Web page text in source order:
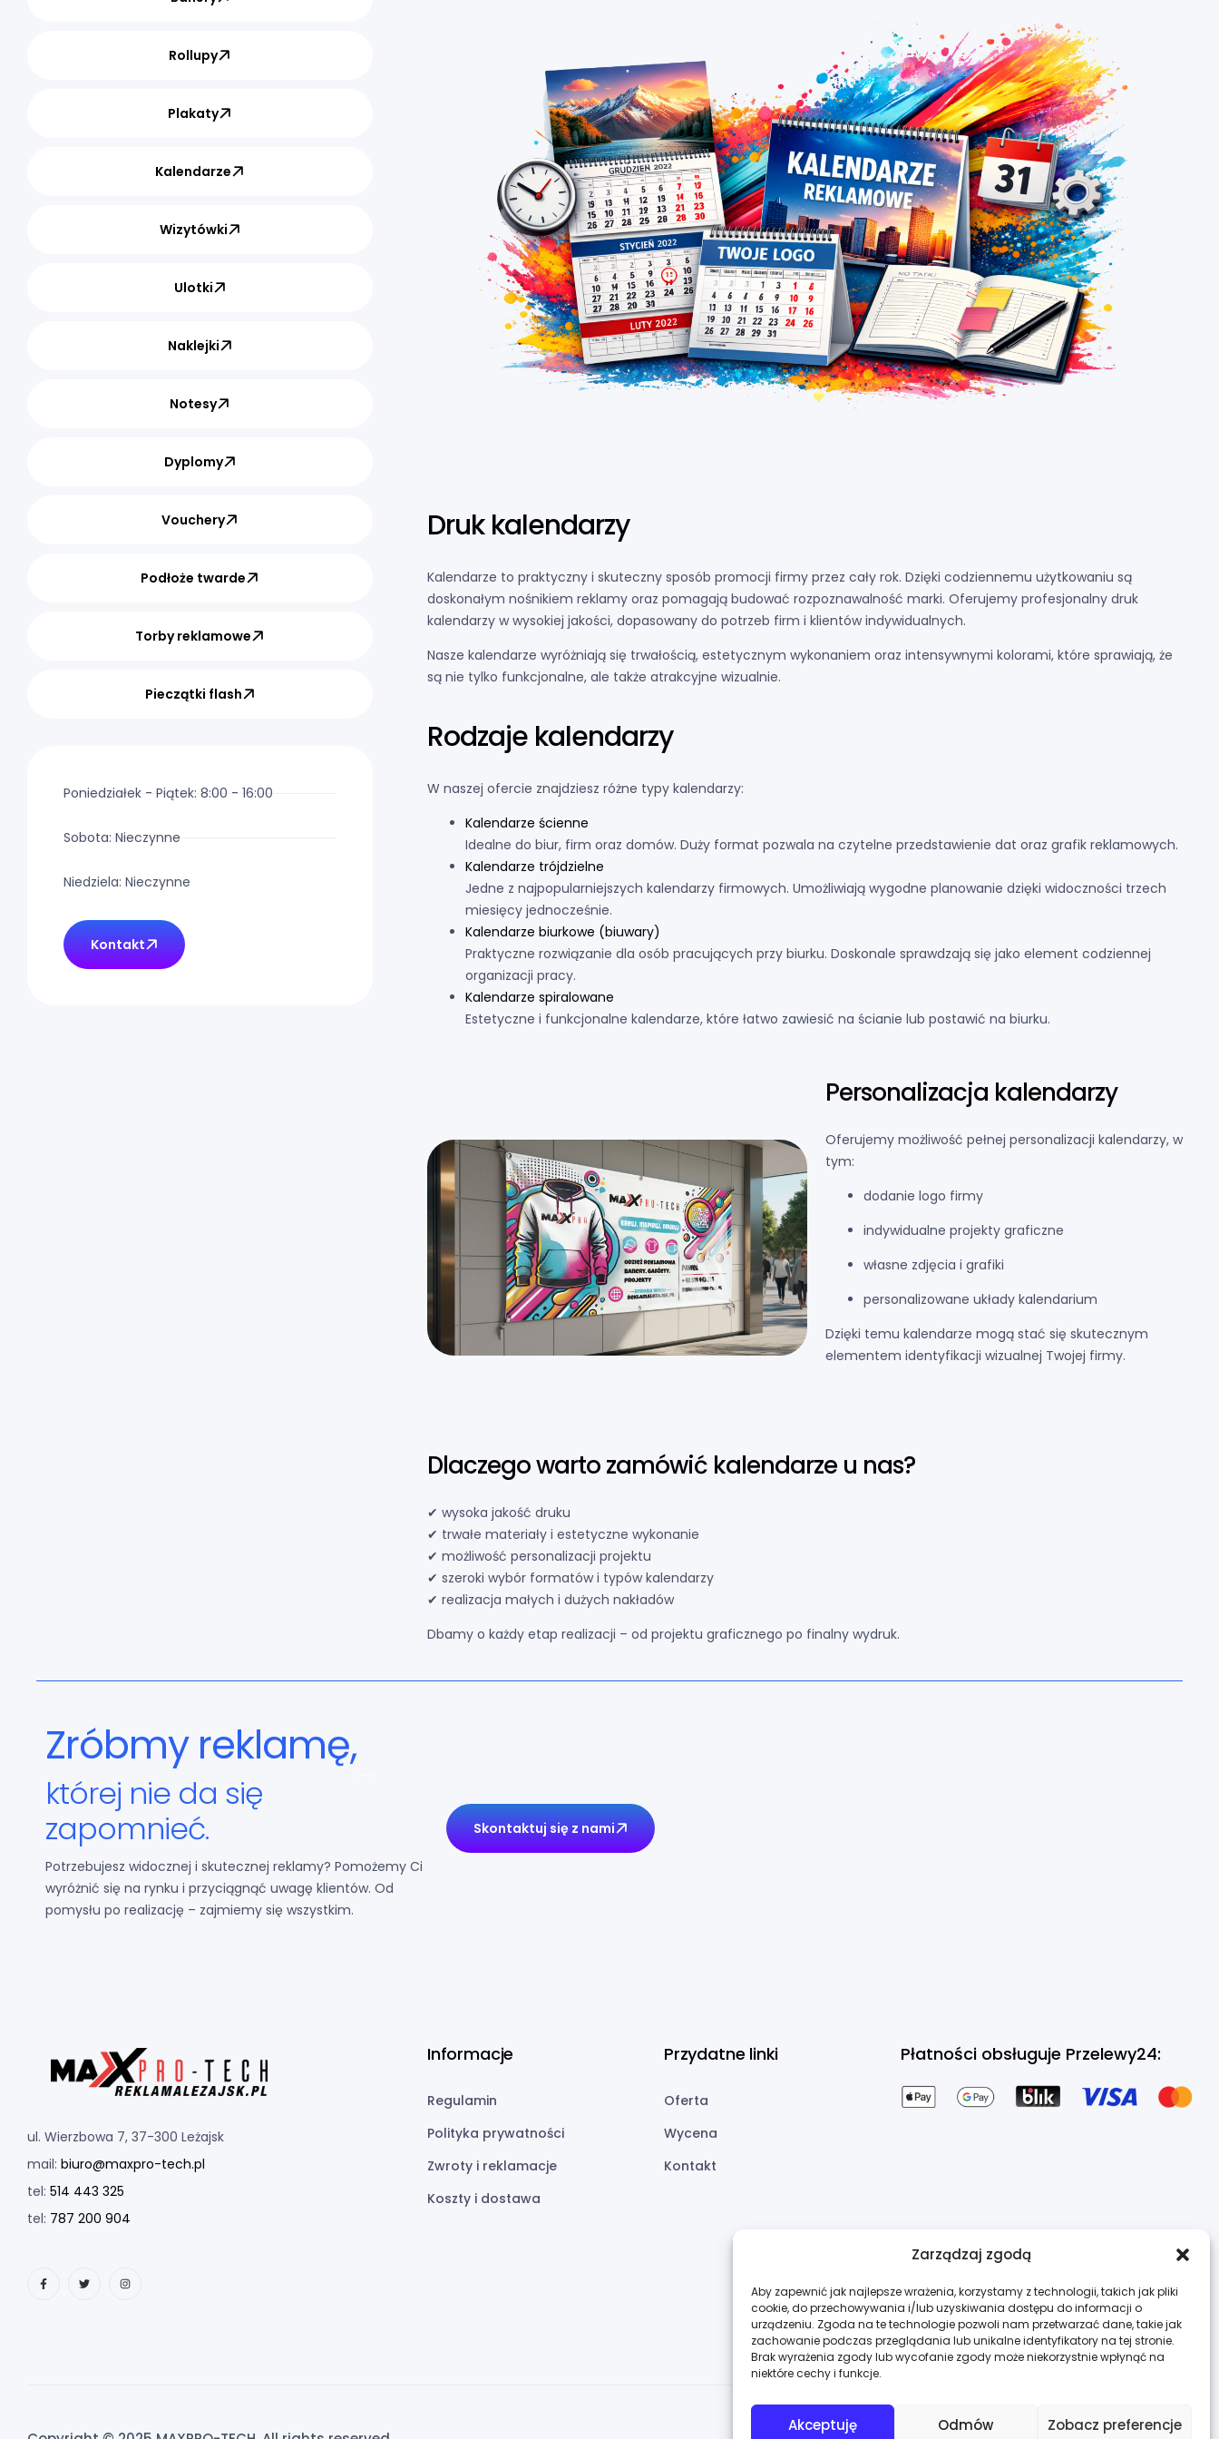
Zarządzaj zgodą
Aby zapewnić jak najlepsze wrażenia, korzystamy z technologii, takich jak pliki
cookie, do przechowywania i/lub uzyskiwania dostępu do informacji o
urządzeniu. Zgoda na te technologie pozwoli nam przetwarzać dane, takie jak
zachowanie podczas przeglądania lub unikalne identyfikatory na tej stronie.
Brak wyrażenia zgody lub wycofanie zgody może niekorzystnie wpłynąć na
niektóre cechy i funkcje.
Akceptuję Odmów Zobacz preferencje
Rollupy
Plakaty
Kalendarze
Wizytówki
Ulotki
Naklejki
Notesy
Dyplomy
Vouchery
Podłoże twarde
Torby reklamowe
Pieczątki flash
Poniedziałek - Piątek: 8:00 - 16:00
Sobota: Nieczynne
Niedziela: Nieczynne
Kontakt
Druk kalendarzy
Kalendarze to praktyczny i skuteczny sposób promocji firmy przez cały rok. Dzięki codziennemu użytkowaniu są
doskonałym nośnikiem reklamy oraz pomagają budować rozpoznawalność marki. Oferujemy profesjonalny druk
kalendarzy w wysokiej jakości, dopasowany do potrzeb firm i klientów indywidualnych.
Nasze kalendarze wyróżniają się trwałością, estetycznym wykonaniem oraz intensywnymi kolorami, które sprawiają, że
są nie tylko funkcjonalne, ale także atrakcyjne wizualnie.
Rodzaje kalendarzy
W naszej ofercie znajdziesz różne typy kalendarzy:
Kalendarze ścienne
Idealne do biur, firm oraz domów. Duży format pozwala na czytelne przedstawienie dat oraz grafik reklamowych.
Kalendarze trójdzielne
Jedne z najpopularniejszych kalendarzy firmowych. Umożliwiają wygodne planowanie dzięki widoczności trzech
miesięcy jednocześnie.
Kalendarze biurkowe (biuwary)
Praktyczne rozwiązanie dla osób pracujących przy biurku. Doskonale sprawdzają się jako element codziennej
organizacji pracy.
Kalendarze spiralowane
Estetyczne i funkcjonalne kalendarze, które łatwo zawiesić na ścianie lub postawić na biurku.
Personalizacja kalendarzy
Oferujemy możliwość pełnej personalizacji kalendarzy, w
tym:
dodanie logo firmy
indywidualne projekty graficzne
własne zdjęcia i grafiki
personalizowane układy kalendarium
Dzięki temu kalendarze mogą stać się skutecznym
elementem identyfikacji wizualnej Twojej firmy.
Dlaczego warto zamówić kalendarze u nas?
✔ wysoka jakość druku
✔ trwałe materiały i estetyczne wykonanie
✔ możliwość personalizacji projektu
✔ szeroki wybór formatów i typów kalendarzy
✔ realizacja małych i dużych nakładów
Dbamy o każdy etap realizacji – od projektu graficznego po finalny wydruk.
Zróbmy reklamę,
której nie da się
Potrzebujesz widocznej i skutecznej reklamy? Pomożemy Ci
pomysłu po realizację – zajmiemy się wszystkim.
Skontaktuj się z nami
ul. Wierzbowa 7, 37-300 Leżajsk
mail: biuro@maxpro-tech.pl
514 443 325
tel: 787 200 904
Regulamin
Polityka prywatności
Zwroty i reklamacje
Koszty i dostawa
Oferta
Wycena
Kontakt